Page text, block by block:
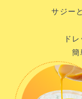
サジー
ド
簡